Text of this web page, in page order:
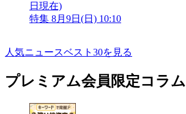
日現在)
特集 8月9日(日) 10:10
人気ニュースベスト30を見る
プレミアム会員限定コラム